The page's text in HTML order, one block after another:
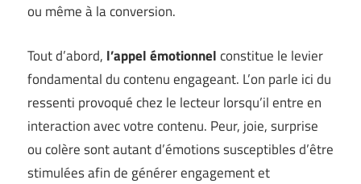
ou même à la conversion.
Tout d’abord, l’appel émotionnelconstitue le levier
fondamental du contenu engageant. L’on parle ici du
ressenti provoqué chez le lecteur lorsqu’il entre en
interaction avec votre contenu. Peur, joie, surprise
ou colère sont autant d’émotions susceptibles d’être
stimulées afin de générer engagement et